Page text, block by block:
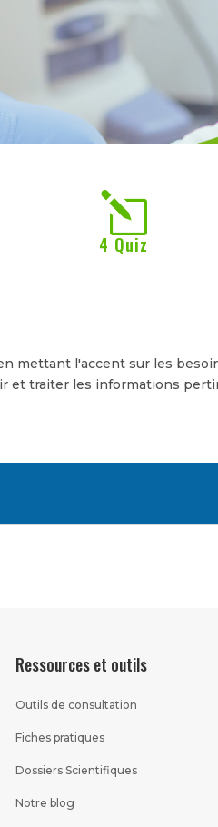
l
4 Quiz
mettant l'accent sur les
et traiter les informations
Ressources et outils
Outils de consultation
Fiches pratiques
Dossiers Scientifiques
Notre blog